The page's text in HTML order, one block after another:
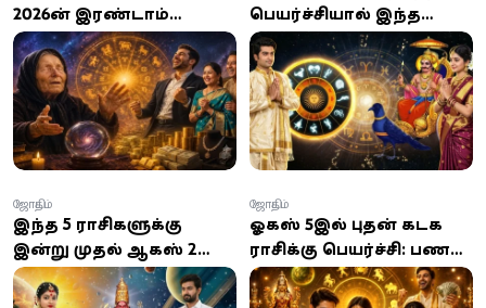
2026-ன் இரண்டாம்
பாதியில்
கோடீஸ்வரராகும் யோகம்
பெற்ற 4 அதிர்ஷ்ட
ராசிகள்!
பெயர்ச்சியால் இந்த
ராசிகளுக்கு பொற்காலம்
ஆரம்பம்; உங்க ராசி
என்ன?
இந்த 5 ராசிகளுக்கு
இன்று முதல் ஆகஸ்ட் 2
வரை அதிர்ஷ்ட மழை:
பணவரவு, பதவி உயர்வு,
ஜோதிடம்
ஓகஸ்ட் 5இல் புதன் கடக
ராசிக்கு பெயர்ச்சி: பணம்,
பதவி, புகழ்
குவியப்போகும்
ஜோதிடம்